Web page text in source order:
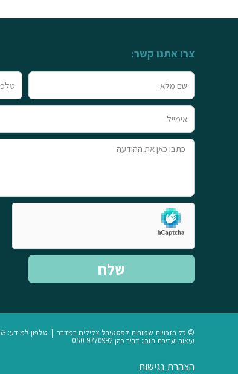
צרו אתנו קשר:
שם
מלא
טלפון
אימייל
טקסט
שלח
© כל הזכויות שמורות לפסטיבל צלילים במדבר | טלפון למידע: 052-5136363
עיצוב ועריכת תוכן: דביר כהן 050-9770992
הצהרת נגישות